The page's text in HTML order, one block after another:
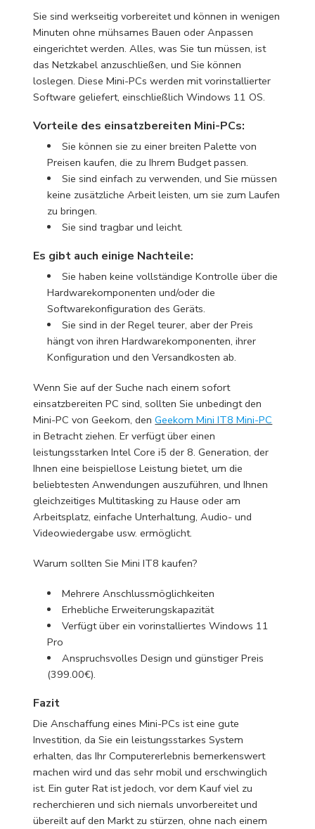
Sie sind werkseitig vorbereitet und können in wenigen
Minuten ohne mühsames Bauen oder Anpassen
eingerichtet werden. Alles, was Sie tun müssen, ist
das Netzkabel anzuschließen, und Sie können
loslegen. Diese Mini-PCs werden mit vorinstallierter
Software geliefert, einschließlich Windows 11 OS.
Vorteile des einsatzbereiten Mini-PCs:
Sie können sie zu einer breiten Palette von
Preisen kaufen, die zu Ihrem Budget passen.
Sie sind einfach zu verwenden, und Sie müssen
keine zusätzliche Arbeit leisten, um sie zum Laufen
zu bringen.
Sie sind tragbar und leicht.
Es gibt auch einige Nachteile:
Sie haben keine vollständige Kontrolle über die
Hardwarekomponenten und/oder die
Softwarekonfiguration des Geräts.
Sie sind in der Regel teurer, aber der Preis
hängt von ihren Hardwarekomponenten, ihrer
Konfiguration und den Versandkosten ab.
Wenn Sie auf der Suche nach einem sofort
einsatzbereiten PC sind, sollten Sie unbedingt den
Mini-PC von Geekom, denGeekom Mini IT8 Mini-PC
in Betracht ziehen. Er verfügt über einen
leistungsstarken Intel Core i5 der 8. Generation, der
Ihnen eine beispiellose Leistung bietet, um die
beliebtesten Anwendungen auszuführen, und Ihnen
gleichzeitiges Multitasking zu Hause oder am
Arbeitsplatz, einfache Unterhaltung, Audio- und
Videowiedergabe usw. ermöglicht.
Warum sollten Sie Mini IT8 kaufen?
Mehrere Anschlussmöglichkeiten
Erhebliche Erweiterungskapazität
Verfügt über ein vorinstalliertes Windows 11
Pro
Anspruchsvolles Design und günstiger Preis
(399.00€).
Fazit
Die Anschaffung eines Mini-PCs ist eine gute
Investition, da Sie ein leistungsstarkes System
erhalten, das Ihr Computererlebnis bemerkenswert
machen wird und das sehr mobil und erschwinglich
ist. Ein guter Rat ist jedoch, vor dem Kauf viel zu
recherchieren und sich niemals unvorbereitet und
übereilt auf den Markt zu stürzen, ohne nach einem